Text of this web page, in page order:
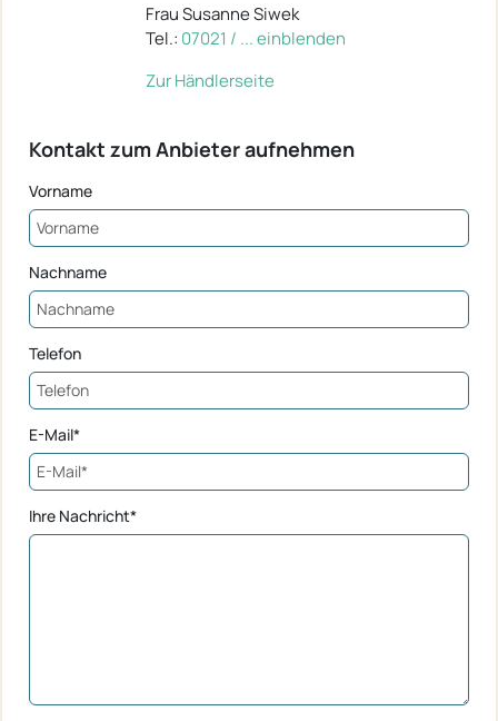
Frau Susanne Siwek
Tel.: 07021 / ... einblenden
Zur Händlerseite
Kontakt zum Anbieter aufnehmen
Vorname
Nachname
Telefon
E-Mail*
Ihre Nachricht*